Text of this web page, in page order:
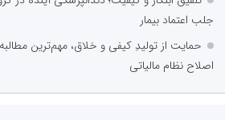
جلب اعتماد بیمار
حمایت از تولیدِ کیفی و خلاق، مهم‌ترین مطالبه
اصلاح نظام مالیاتی